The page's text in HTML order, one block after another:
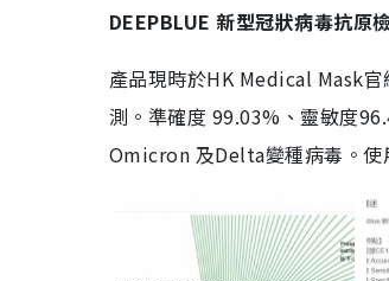
DEEPBLUE 新型冠狀病毒抗原
產品現時於HK Medical Mask
測。準確度 99.03%、靈敏度
Omicron 及Delta變種病毒。使